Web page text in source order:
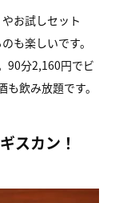
お試しセット
も楽しいです。
90分2,160円でビ
飲み放題です。
スカン！